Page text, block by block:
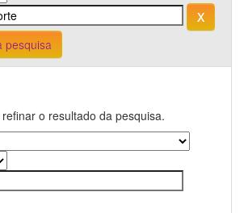
pesquisa
o resultado da pesquisa.